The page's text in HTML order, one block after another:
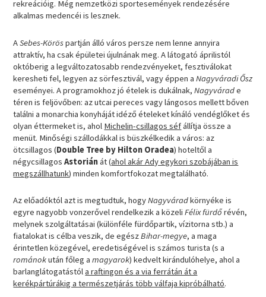
rekreációig. Még nemzetközi sportesemények rendezésére
alkalmas medencéi is lesznek.
ASebes-Köröspartján álló város persze nem lenne annyira
attraktív, ha csak épületei újulnának meg. A látogató áprilistól
októberig a legváltozatosabb rendezvényeket, fesztiválokat
keresheti fel, legyen az sörfesztivál, vagy éppen aNagyváradi Ősz
eseményei. A programokhoz jó ételek is dukálnak,Nagyvárade
téren is feljövőben: az utcai pereces vagy lángosos mellett bőven
találni a monarchia konyháját idéző ételeket kínáló vendéglőket és
olyan éttermeket is, ahol Michelin-csillagos séfállítja össze a
menüt. Minőségi szállodákkal is büszkélkedik a város: az
ötcsillagos (Double Tree by Hilton Oradea) hoteltől a
négycsillagosAstoriánát (ahol akár Ady egykori szobájában is
megszállhatunk) minden komfortfokozat megtalálható.
Az előadóktól azt is megtudtuk, hogyNagyváradkörnyéke is
egyre nagyobb vonzerővel rendelkezik a közeliFélix fürdőrévén,
melynek szolgáltatásai (különféle fürdőpartik, vízitorna stb.) a
fiatalokat is célba veszik, de egészBihar-megye, a maga
érintetlen közegével, eredetiségével is számos turista (s a
románokután főleg amagyarok) kedvelt kirándulóhelye, ahol a
barlanglátogatástóla raftingon és a via ferrátán át a
kerékpártúrákig a természetjárás több válfaja kipróbálható.